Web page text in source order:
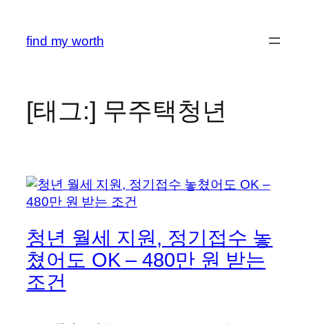
find my worth
[태그:] 무주택청년
청년 월세 지원, 정기접수 놓
쳤어도 OK – 480만 원 받는
조건